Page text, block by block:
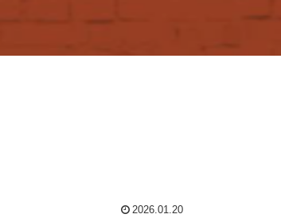
2026.01.20